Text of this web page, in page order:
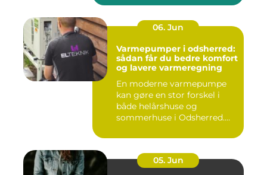
06. Jun
Varmepumper i odsherred:
sådan får du bedre komfort
og lavere varmeregning
En moderne varmepumpe
kan gøre en stor forskel i
både helårshuse og
sommerhuse i Odsherred.
05. Jun